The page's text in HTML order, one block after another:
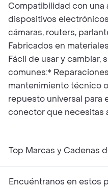
Compatibilidad con una
dispositivos
cámaras, routers,
Fabricados en
Fácil de usar y cambiar,
comunes:*
mantenimiento técnico
repuesto universal para
conector que necesitas
Top Marcas y Cadenas
Encuéntranos en estos